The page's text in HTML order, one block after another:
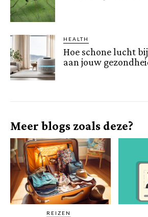
HEALTH
Hoe schone lucht
aan jouw
Meer blogs zoals deze?
REIZEN